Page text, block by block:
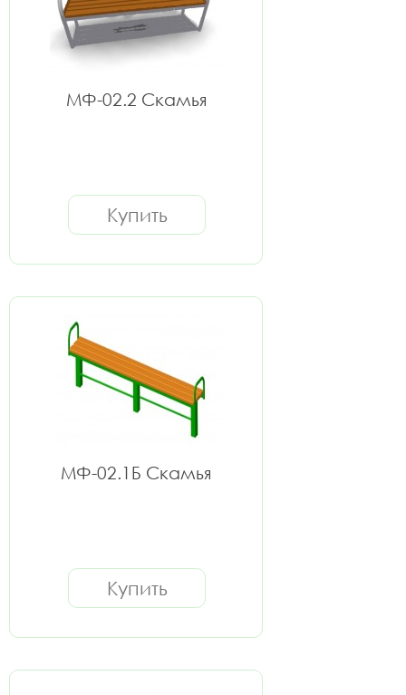
МФ-02.2 Скамья
Купить
МФ-02.1Б Скамья
Купить